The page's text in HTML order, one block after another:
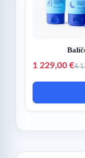
1 229,00 €4